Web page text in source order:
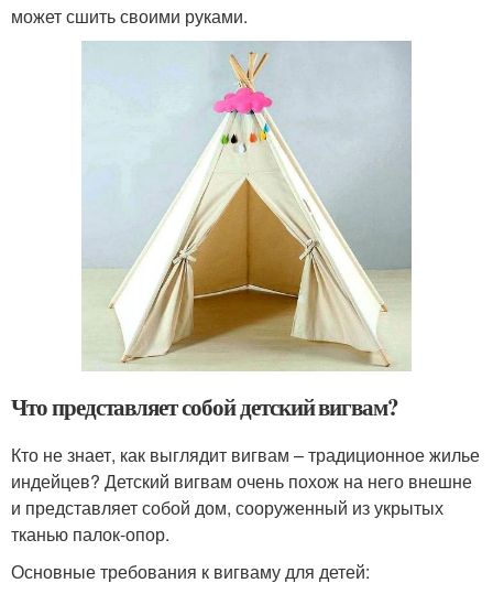
может сшить своими руками.
Что представляет собой детский вигвам?
Кто не знает, как выглядит вигвам – традиционное жилье
индейцев? Детский вигвам очень похож на него внешне
и представляет собой дом, сооруженный из укрытых
тканью палок-опор.
Основные требования к вигваму для детей: